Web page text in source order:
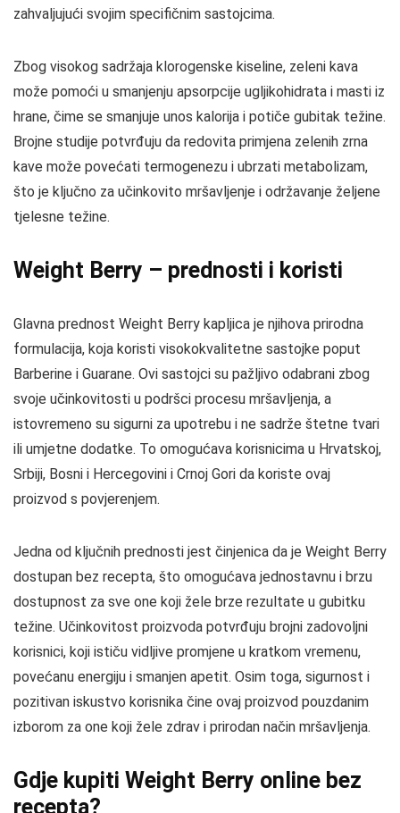
zahvaljujući svojim specifičnim sastojcima.
Zbog visokog sadržaja klorogenske kiseline, zeleni kava
može pomoći u smanjenju apsorpcije ugljikohidrata i masti iz
hrane, čime se smanjuje unos kalorija i potiče gubitak težine.
Brojne studije potvrđuju da redovita primjena zelenih zrna
kave može povećati termogenezu i ubrzati metabolizam,
što je ključno za učinkovito mršavljenje i održavanje željene
tjelesne težine.
Weight Berry – prednosti i koristi
Glavna prednost Weight Berry kapljica je njihova prirodna
formulacija, koja koristi visokokvalitetne sastojke poput
Barberine i Guarane. Ovi sastojci su pažljivo odabrani zbog
svoje učinkovitosti u podršci procesu mršavljenja, a
istovremeno su sigurni za upotrebu i ne sadrže štetne tvari
ili umjetne dodatke. To omogućava korisnicima u Hrvatskoj,
Srbiji, Bosni i Hercegovini i Crnoj Gori da koriste ovaj
proizvod s povjerenjem.
Jedna od ključnih prednosti jest činjenica da je Weight Berry
dostupan bez recepta, što omogućava jednostavnu i brzu
dostupnost za sve one koji žele brze rezultate u gubitku
težine. Učinkovitost proizvoda potvrđuju brojni zadovoljni
korisnici, koji ističu vidljive promjene u kratkom vremenu,
povećanu energiju i smanjen apetit. Osim toga, sigurnost i
pozitivan iskustvo korisnika čine ovaj proizvod pouzdanim
izborom za one koji žele zdrav i prirodan način mršavljenja.
Gdje kupiti Weight Berry online bez
recepta?